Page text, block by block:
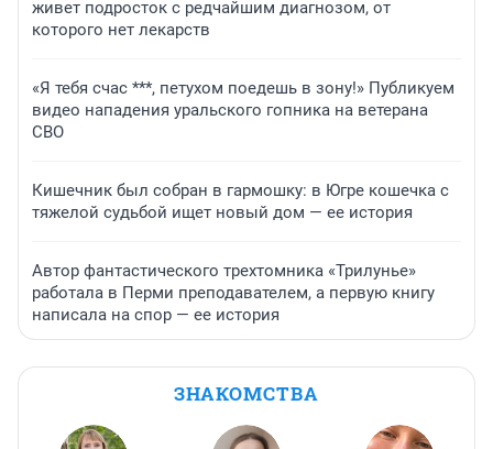
живет подросток с редчайшим диагнозом, от
которого нет лекарств
«Я тебя счас ***, петухом поедешь в зону!» Публикуем
видео нападения уральского гопника на ветерана
СВО
Кишечник был собран в гармошку: в Югре кошечка с
тяжелой судьбой ищет новый дом — ее история
Автор фантастического трехтомника «Трилунье»
работала в Перми преподавателем, а первую книгу
написала на спор — ее история
ЗНАКОМСТВА